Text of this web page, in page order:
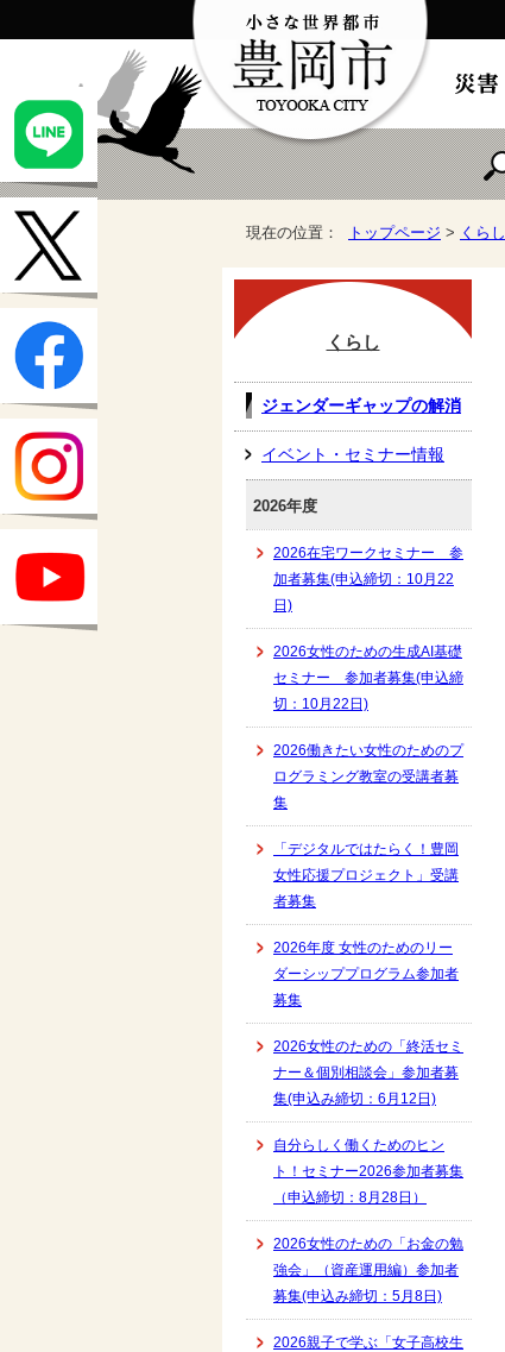
現在の位置： トップページ > くらし
くらし
ジェンダーギャップの解消
イベント・セミナー情報
2026年度
2026在宅ワークセミナー 参
加者募集(申込締切：10月22
日)
2026女性のための生成AI基礎
セミナー 参加者募集(申込締
切：10月22日)
2026働きたい女性のためのプ
ログラミング教室の受講者募
集
「デジタルではたらく！豊岡
女性応援プロジェクト」受講
者募集
2026年度 女性のためのリー
ダーシッププログラム参加者
募集
2026女性のための「終活セミ
ナー＆個別相談会」参加者募
集(申込み締切：6月12日)
自分らしく働くためのヒン
ト！セミナー2026参加者募集
（申込締切：8月28日）
2026女性のための「お金の勉
強会」（資産運用編）参加者
募集(申込み締切：5月8日)
2026親子で学ぶ「女子高校生